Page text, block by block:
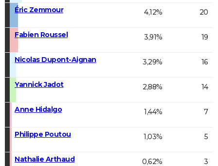
Éric Zemmour 4,12% 20
Fabien Roussel 3,91% 19
Nicolas Dupont-Aignan 3,29% 16
Yannick Jadot 2,88% 14
Anne Hidalgo 1,44% 7
Philippe Poutou 1,03% 5
Nathalie Arthaud 0,62% 3